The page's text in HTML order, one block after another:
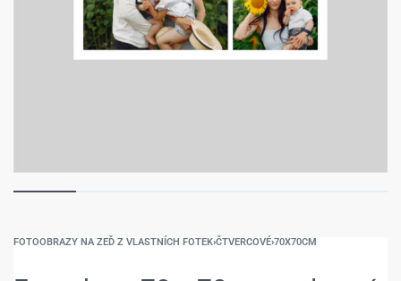
FOTOOBRAZY NA ZEĎ Z VLASTNÍCH FOTEK›ČTVERCOVÉ›70X70CM